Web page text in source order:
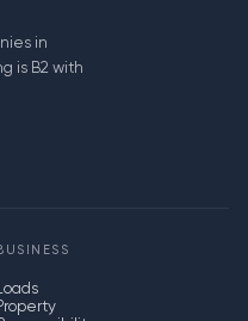
in
is B2 with